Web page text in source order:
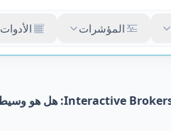
المؤشرات الأدوات